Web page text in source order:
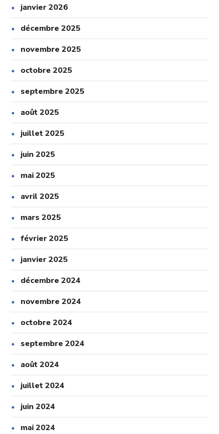
janvier 2026
décembre 2025
novembre 2025
octobre 2025
septembre 2025
août 2025
juillet 2025
juin 2025
mai 2025
avril 2025
mars 2025
février 2025
janvier 2025
décembre 2024
novembre 2024
octobre 2024
septembre 2024
août 2024
juillet 2024
juin 2024
mai 2024